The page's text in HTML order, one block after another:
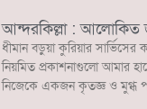
আন্দরকিল্লা : আলোকিত
ধীমান বড়ুয়া কুরিয়ার
নিয়মিত প্রকাশনাগুলো আমার
নিজেকে একজন কৃতজ্ঞ ও মুগ্ধ